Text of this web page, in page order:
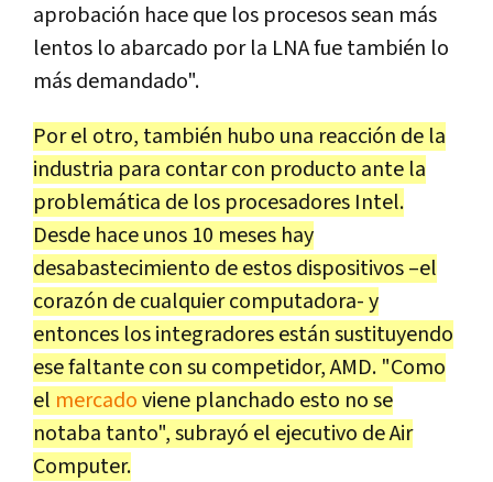
aprobación hace que los procesos sean más
lentos lo abarcado por la LNA fue también lo
más demandado".
Por el otro, también hubo una reacción de la
industria para contar con producto ante la
problemática de los procesadores Intel.
Desde hace unos 10 meses hay
desabastecimiento de estos dispositivos –el
corazón de cualquier computadora- y
entonces los integradores están sustituyendo
ese faltante con su competidor, AMD. "Como
el mercadoviene planchado esto no se
notaba tanto", subrayó el ejecutivo de Air
Computer.